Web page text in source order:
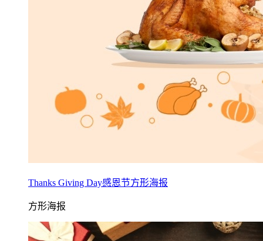
Thanks Giving Day感恩节方形海报
方形海报